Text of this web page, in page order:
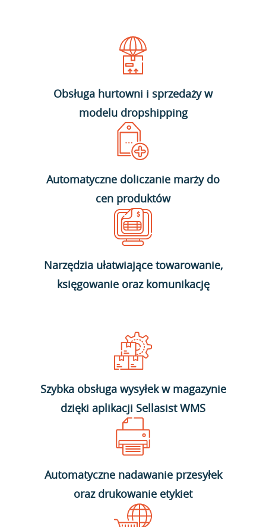
Obsługa hurtowni i sprzedaży w
modelu dropshipping
Automatyczne doliczanie marży do
cen produktów
Narzędzia ułatwiające towarowanie,
księgowanie oraz komunikację
Szybka obsługa wysyłek w magazynie
dzięki aplikacji Sellasist WMS
Automatyczne nadawanie przesyłek
oraz drukowanie etykiet